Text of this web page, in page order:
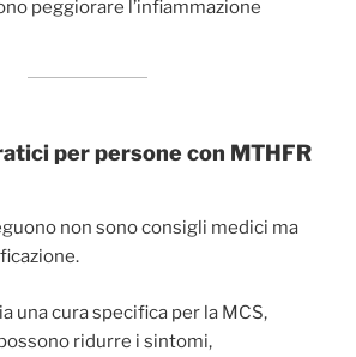
peggiorare l’infiammazione
per persone con MTHFR
non sono consigli medici ma
una cura specifica per la MCS,
ridurre i sintomi,